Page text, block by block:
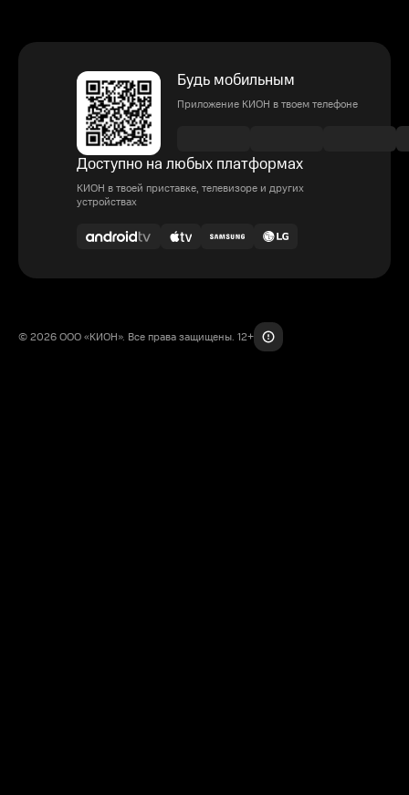
Будь мобильным
Приложение КИОН в твоем телефоне
Доступно на любых платформах
КИОН в твоей приставке, телевизоре и других
устройствах
© 2026 ООО «КИОН». Все права защищены. 12+